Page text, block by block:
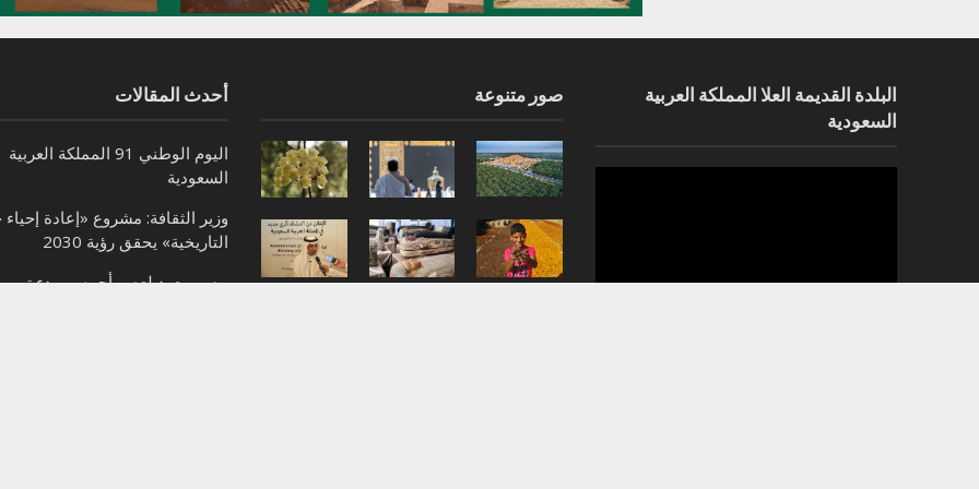
أحدث المقالات
اليوم الوطني 91 المملكة العربية
السعودية
وزير الثقافة: مشروع «إعادة
التاريخية» يحقق رؤية 2030
مصر ..يعود لعصر أحمس.. بدء
صور متنوعة
البلدة القديمة العلا المملكة العربية
السعودية